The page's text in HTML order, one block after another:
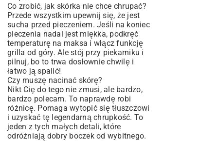
Co zrobić, jak skórka nie chce chrupać?
Przede wszystkim upewnij się, że jest
sucha przed pieczeniem. Jeśli na koniec
pieczenia nadal jest miękka, podkręć
temperaturę na maksa i włącz funkcję
grilla od góry. Ale stój przy piekarniku i
pilnuj, bo to trwa dosłownie chwilę i
łatwo ją spalić!
Czy muszę nacinać skórę?
Nikt Cię do tego nie zmusi, ale bardzo,
bardzo polecam. To naprawdę robi
różnicę. Pomaga wytopić się tłuszczowi
i uzyskać tę legendarną chrupkość. To
jeden z tych małych detali, które
odróżniają dobry boczek od wybitnego.